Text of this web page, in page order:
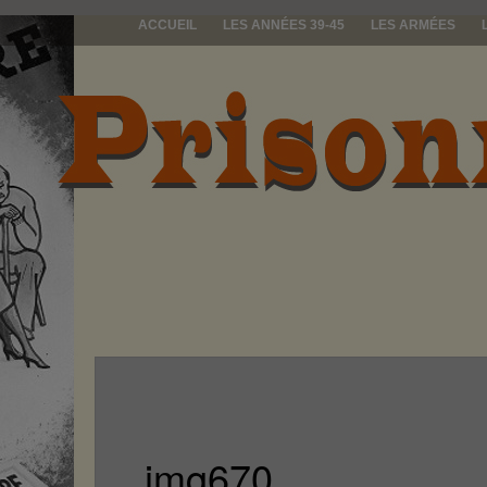
ACCUEIL LES ANNÉES 39-45 LES ARMÉES
prisonniers